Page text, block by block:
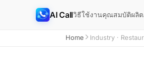
AI Callวิธีใช้งานคุณสมบัติผลิ
Home Industry ·